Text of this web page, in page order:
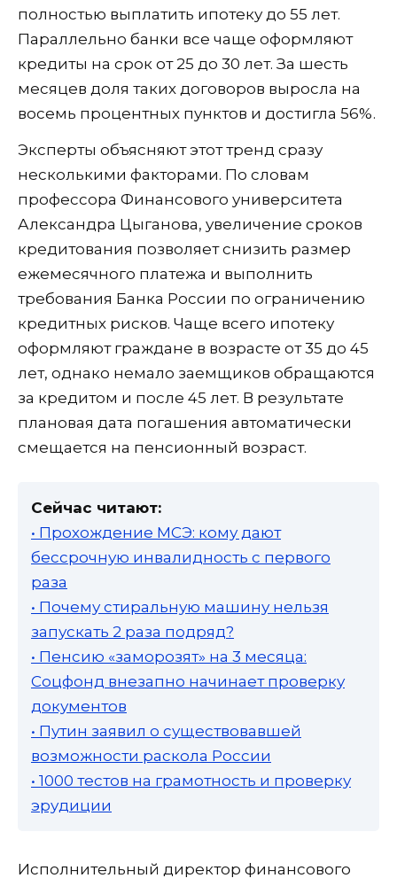
полностью выплатить ипотеку до 55 лет.
Параллельно банки все чаще оформляют
кредиты на срок от 25 до 30 лет. За шесть
месяцев доля таких договоров выросла на
восемь процентных пунктов и достигла 56%.
Эксперты объясняют этот тренд сразу
несколькими факторами. По словам
профессора Финансового университета
Александра Цыганова, увеличение сроков
кредитования позволяет снизить размер
ежемесячного платежа и выполнить
требования Банка России по ограничению
кредитных рисков. Чаще всего ипотеку
оформляют граждане в возрасте от 35 до 45
лет, однако немало заемщиков обращаются
за кредитом и после 45 лет. В результате
плановая дата погашения автоматически
смещается на пенсионный возраст.
Сейчас читают:
• Прохождение МСЭ: кому дают
бессрочную инвалидность с первого
раза
• Почему стиральную машину нельзя
запускать 2 раза подряд?
• Пенсию «заморозят» на 3 месяца:
Соцфонд внезапно начинает проверку
документов
• Путин заявил о существовавшей
возможности раскола России
• 1000 тестов на грамотность и проверку
эрудиции
Исполнительный директор финансового